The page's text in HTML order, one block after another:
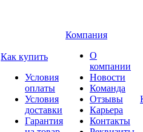
Как купить
Условия
оплаты
Условия
доставки
Гарантия
Компания
О
компании
Новости
Команда
Отзывы
Карьера
Контакты